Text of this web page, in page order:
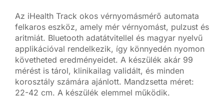
Az iHealth Track okos vérnyomásmérő automata
felkaros eszköz, amely mér vérnyomást, pulzust és
aritmiát. Bluetooth adatátvitellel és magyar nyelvű
applikációval rendelkezik, így könnyedén nyomon
követheted eredményeidet. A készülék akár 99
mérést is tárol, klinikailag validált, és minden
korosztály számára ajánlott. Mandzsetta méret:
22-42 cm. A készülék elemmel működik.